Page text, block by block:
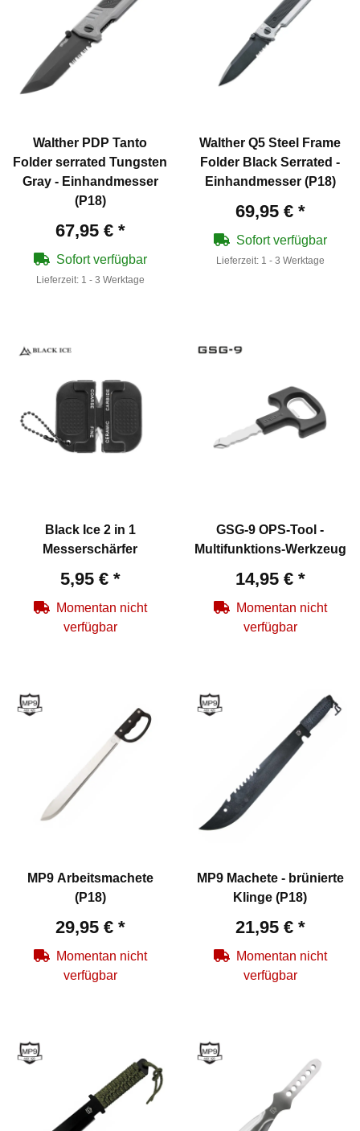
Walther PDP Tanto
Folder serrated Tungsten
Gray - Einhandmesser
(P18)
67,95 € *
Sofort verfügbar
Lieferzeit: 1 - 3 Werktage
Walther Q5 Steel Frame
Folder Black Serrated -
Einhandmesser (P18)
69,95 € *
Sofort verfügbar
Lieferzeit: 1 - 3 Werktage
Black Ice 2 in 1
Messerschärfer
5,95 € *
Momentan nicht
verfügbar
GSG-9 OPS-Tool -
Multifunktions-Werkzeug
14,95 € *
Momentan nicht
verfügbar
MP9 Arbeitsmachete
(P18)
29,95 € *
Momentan nicht
verfügbar
MP9 Machete - brünierte
Klinge (P18)
21,95 € *
Momentan nicht
verfügbar